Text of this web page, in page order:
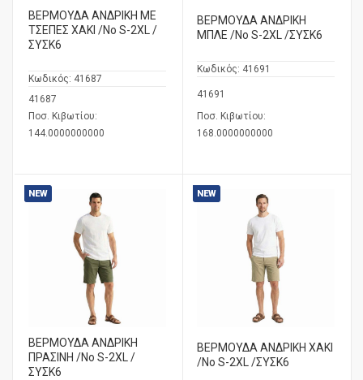
ΒΕΡΜΟΥΔΑ ΑΝΔΡΙΚΗ ΜΕ
ΤΣΕΠΕΣ ΧΑΚΙ /No S-2XL /
ΣΥΣΚ6
Κωδικός: 41687
41687
Ποσ. Κιβωτίου:
144.0000000000
ΒΕΡΜΟΥΔΑ ΑΝΔΡΙΚΗ
ΜΠΛΕ /No S-2XL /ΣΥΣΚ6
Κωδικός: 41691
41691
Ποσ. Κιβωτίου:
168.0000000000
NEW
ΒΕΡΜΟΥΔΑ ΑΝΔΡΙΚΗ
ΠΡΑΣΙΝΗ /No S-2XL /
ΣΥΣΚ6
NEW
ΒΕΡΜΟΥΔΑ ΑΝΔΡΙΚΗ ΧΑΚΙ
/No S-2XL /ΣΥΣΚ6